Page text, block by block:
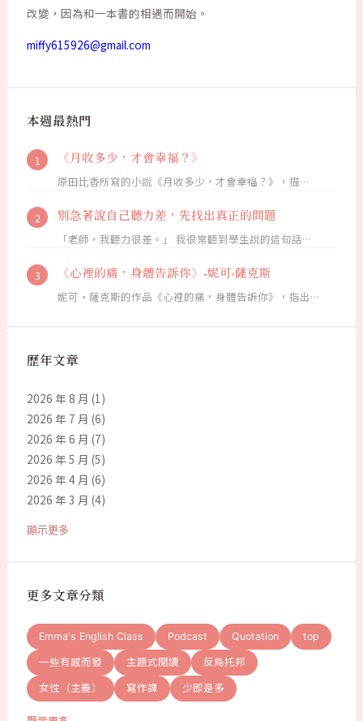
改變，因為和一本書的相遇而開始。
miffy615926@gmail.com
本週最熱門
《月收多少，才會幸福？》
原田比香所寫的小說《月收多少，才會幸福？》，描…
別急著說自己聽力差，先找出真正的問題
「老師，我聽力很差。」 我很常聽到學生說的這句話…
《心裡的痛，身體告訴你》-妮可·薩克斯
妮可·薩克斯的作品《心裡的痛，身體告訴你》，指出…
歷年文章
2026 年 8 月 (1)
2026 年 7 月 (6)
2026 年 6 月 (7)
2026 年 5 月 (5)
2026 年 4 月 (6)
2026 年 3 月 (4)
顯示更多
更多文章分類
Emma's English Class Podcast Quotation top
一些有感而發 主題式閱讀 反烏托邦
女性（主義） 寫作課 少即是多